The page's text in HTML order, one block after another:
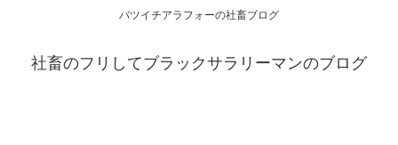
バツイチアラフォーの社畜ブログ
社畜のフリしてブラックサラリーマンのブログ